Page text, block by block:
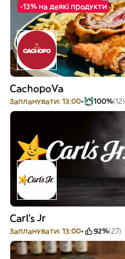
-13% на деякі продукти
CachopoVa
Запланувати: 13:00 100%(12)
Carl's Jr
Запланувати: 13:00 92%(27)